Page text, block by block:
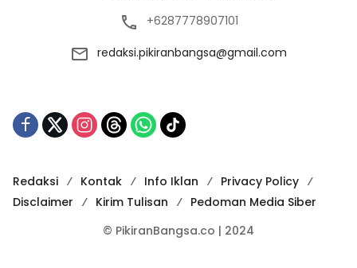
+6287778907101
redaksi.pikiranbangsa@gmail.com
Redaksi Kontak Info Iklan
Privacy Policy
Disclaimer
Kirim Tulisan
Pedoman Media Siber
© PikiranBangsa.co | 2024